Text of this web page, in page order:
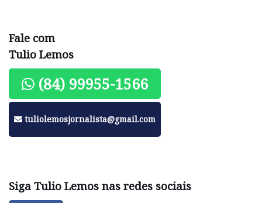
Fale com
Tulio Lemos
(84) 99955-1566
tuliolemosjornalista@gmail.com
Siga Tulio Lemos nas redes sociais